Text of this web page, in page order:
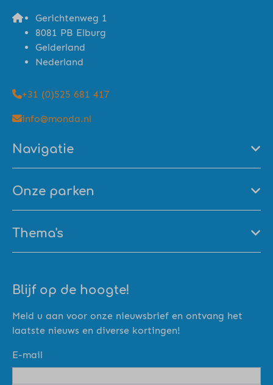
Gerichtenweg 1
8081 PB Elburg
Gelderland
Nederland
+31 (0)525 681 417
info@monda.nl
Navigatie
Onze parken
Thema's
Blijf op de hoogte!
Meld u aan voor onze nieuwsbrief en ontvang het
laatste nieuws en diverse kortingen!
E-mail